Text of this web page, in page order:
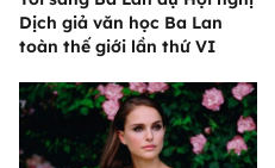
Dịch giả văn học Ba Lan
toàn thế giới lần thứ VI